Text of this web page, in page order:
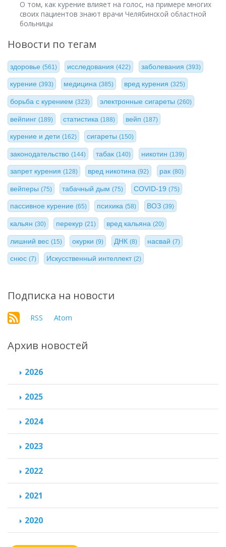
О том, как курение влияет на голос, на примере многих
своих пациентов знают врачи Челябинской областной
больницы
Новости по тегам
здоровье (561) исследования(422) заболевания (393)
курение (393) медицина(385) вред курения (325)
борьба с курением (323) электронные сигареты(260)
вейпинг (189) статистика(188) вейп (187)
курение и дети (162) сигареты(150)
законодательство (144) табак(140) никотин (139)
запрет курения (128) вред никотина(92) рак (80)
вейперы (75) табачный дым(75) COVID-19 (75)
пассивное курение (65) психика(58) ВОЗ (39)
кальян (30) перекур(21) вред кальяна (20)
лишний вес (15) окурки(9) ДНК (8) насвай(7)
снюс (7) Искусственный интеллект(2)
Подписка на новости
RSS Atom
Архив новостей
2026
2025
2024
2023
2022
2021
2020